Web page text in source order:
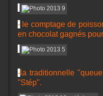
- le comptage de
en chocolat gagnés
- la traditionnelle
"Stép".